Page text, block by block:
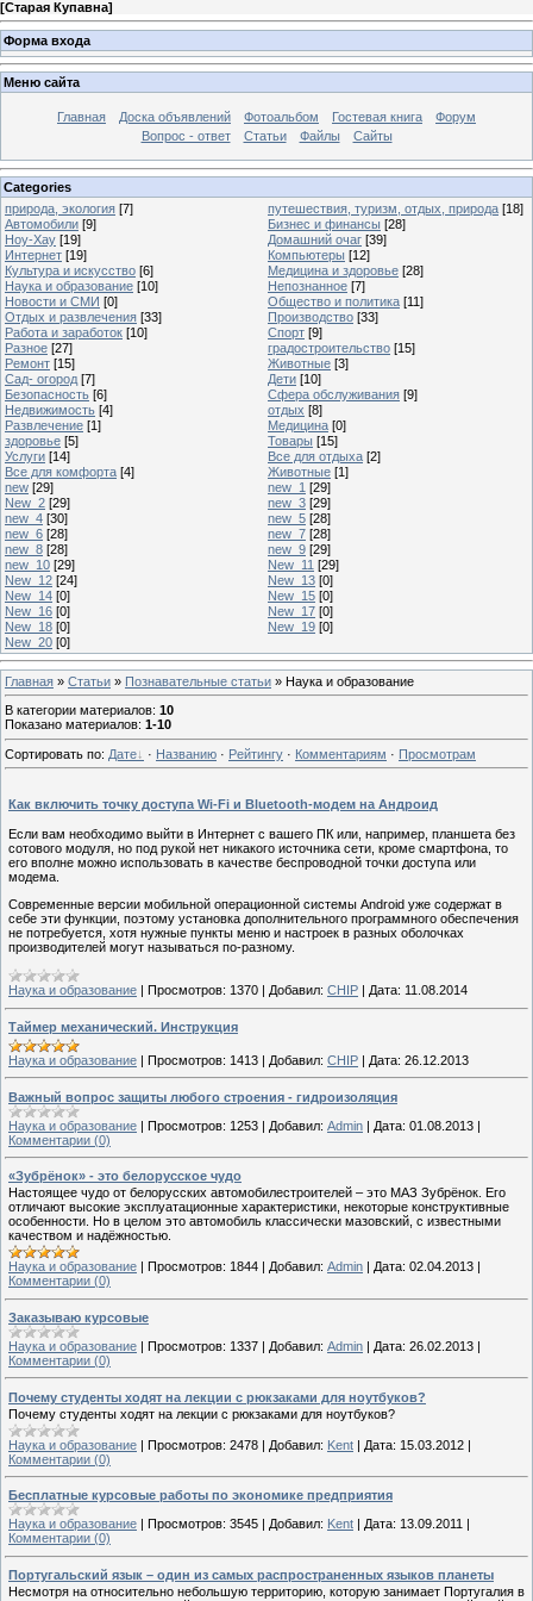
[Старая Купавна]
Форма входа
Меню сайта
Главная Доска объявлений Фотоальбом Гостевая книга
Форум
Вопрос - ответ
Статьи Файлы Сайты
Categories
природа, экология [7] путешествия, туризм, отдых, природа [18]
Автомобили [9] Бизнес и финансы [28]
Ноу-Хау [19] Домашний очаг [39]
Интернет [19] Компьютеры [12]
Культура и искусство [6] Медицина и здоровье [28]
Наука и образование [10] Непознанное [7]
Новости и СМИ [0] Общество и политика [11]
Отдых и развлечения [33] Производство [33]
Работа и заработок [10] Спорт [9]
Разное [27] градостроительство [15]
Ремонт [15] Животные [3]
Сад- огород [7] Дети [10]
Безопасность [6] Сфера обслуживания [9]
Недвижимость [4] отдых [8]
Развлечение [1] Медицина [0]
здоровье [5] Товары [15]
Услуги [14] Все для отдыха [2]
Все для комфорта [4] Животные [1]
new [29] new_1 [29]
New_2 [29] new_3 [29]
new_4 [30] new_5 [28]
new_6 [28] new_7 [28]
new_8 [28] new_9 [29]
new_10 [29] New_11 [29]
New_12 [24] New_13 [0]
New_14 [0] New_15 [0]
New_16 [0] New_17 [0]
New_18 [0] New_19 [0]
New_20 [0]
Главная » Статьи » Познавательные статьи » Наука и образование
В категории материалов: 10
Показано материалов: 1-10
Сортировать по: Дате · Названию · Рейтингу · Комментариям · Просмотрам
Как включить точку доступа Wi-Fi и Bluetooth-модем на Андроид
Если вам необходимо выйти в Интернет с вашего ПК или, например, планшета без
сотового модуля, но под рукой нет никакого источника сети, кроме смартфона, то
его вполне можно использовать в качестве беспроводной точки доступа или
модема.
Современные версии мобильной операционной системы Android уже содержат в
себе эти функции, поэтому установка дополнительного программного обеспечения
не потребуется, хотя нужные пункты меню и настроек в разных оболочках
производителей могут называться по-разному.
Наука и образование Просмотров: 1370 Добавил: CHIP Дата: 11.08.2014
Таймер механический. Инструкция
Наука и образование | Просмотров: 1413 | Добавил: CHIP | Дата: 26.12.2013
Важный вопрос защиты любого строения - гидроизоляция
Наука и образование | Просмотров: 1253 | Добавил: Admin | Дата: 01.08.2013 |
Комментарии (0)
«Зубрёнок» - это белорусское чудо
Настоящее чудо от белорусских автомобилестроителей – это МАЗ Зубрёнок. Его
отличают высокие эксплуатационные характеристики, некоторые конструктивные
особенности. Но в целом это автомобиль классически мазовский, с известными
качеством и надёжностью.
Наука и образование Просмотров: 1844 Добавил: Admin Дата: 02.04.2013
Комментарии (0)
Заказываю курсовые
Наука и образование | Просмотров: 1337 | Добавил: Admin | Дата: 26.02.2013 |
Комментарии (0)
Почему студенты ходят на лекции с рюкзаками для ноутбуков?
Почему студенты ходят на лекции с рюкзаками для ноутбуков?
Наука и образование | Просмотров: 2478 | Добавил: Kent | Дата: 15.03.2012 |
Комментарии (0)
Бесплатные курсовые работы по экономике предприятия
Наука и образование
Просмотров: 3545 Добавил: Kent Дата: 13.09.2011
Комментарии (0)
Португальский язык – один из самых распространенных языков планеты
Несмотря на относительно небольшую территорию, которую занимает Португалия в